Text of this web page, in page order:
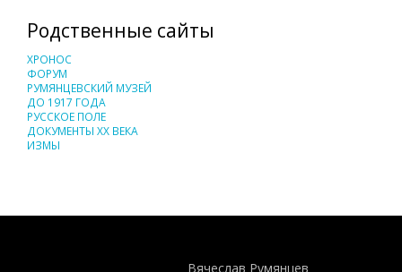
Родственные сайты
ХРОНОС
ФОРУМ
РУМЯНЦЕВСКИЙ МУЗЕЙ
ДО 1917 ГОДА
РУССКОЕ ПОЛЕ
ДОКУМЕНТЫ XX ВЕКА
ИЗМЫ
Вячеслав Румянцев